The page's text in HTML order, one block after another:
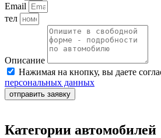
Email
тел
Описание
Нажимая на кнопку, вы даете
персональных данных
отправить заявку
Категории автомобилей